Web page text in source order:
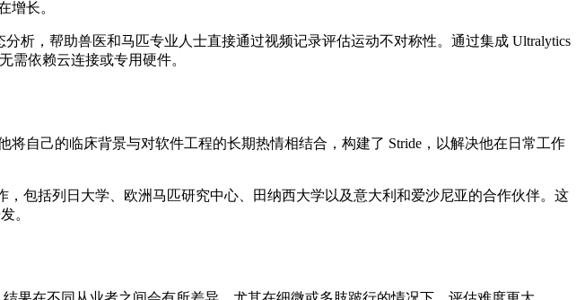
增长。
析，帮助兽医和马匹专业人士直接通过视频记录评估运动不对称性。通过集成 Ultralytics
需依赖云连接或专用硬件。
自己的临床背景与对软件工程的长期热情相结合，构建了 Stride，以解决他在日常工作
，包括列日大学、欧洲马匹研究中心、田纳西大学以及意大利和爱沙尼亚的合作伙伴。这
。